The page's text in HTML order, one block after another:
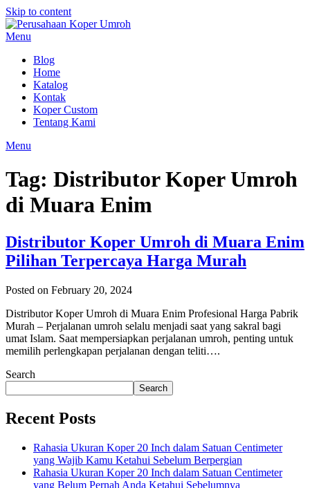
Skip to content
Menu
Blog
Home
Katalog
Kontak
Koper Custom
Tentang Kami
Menu
Tag: Distributor Koper Umroh
di Muara Enim
Distributor Koper Umroh di Muara Enim
Pilihan Terpercaya Harga Murah
Posted on February 20, 2024
Distributor Koper Umroh di Muara Enim Profesional Harga Pabrik
Murah – Perjalanan umroh selalu menjadi saat yang sakral bagi
umat Islam. Saat mempersiapkan perjalanan umroh, penting untuk
memilih perlengkapan perjalanan dengan teliti….
Search
Search
Recent Posts
Rahasia Ukuran Koper 20 Inch dalam Satuan Centimeter
yang Wajib Kamu Ketahui Sebelum Berpergian
Rahasia Ukuran Koper 20 Inch dalam Satuan Centimeter
yang Belum Pernah Anda Ketahui Sebelumnya